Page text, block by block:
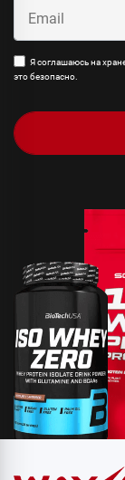
Я соглашаюсь на
это безопасно.